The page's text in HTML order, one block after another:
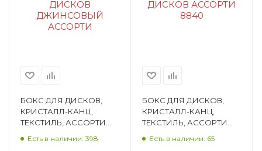
БОКС ДЛЯ ДИСКОВ,
КРИСТАЛЛ-КАНЦ,
ТЕКСТИЛЬ, АССОРТИ
Есть в наличии: 398
БОКС ДЛЯ ДИСКОВ,
КРИСТАЛЛ-КАНЦ,
ТЕКСТИЛЬ, АССОРТИ
Есть в наличии: 65